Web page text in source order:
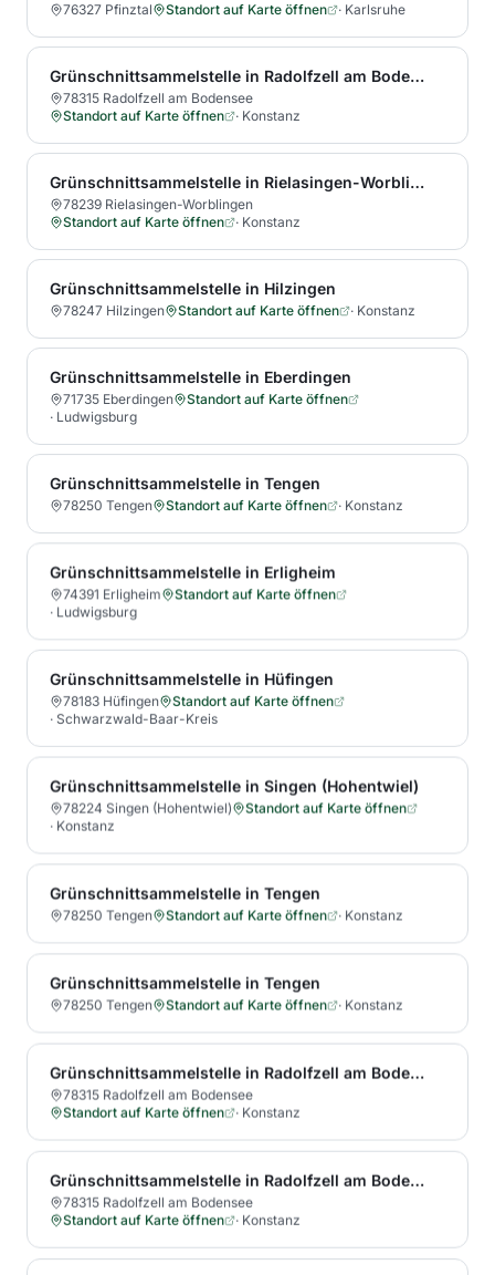
76327 Pfinztal Standort auf Karte öffnen · Karlsruhe
Grünschnittsammelstelle in Radolfzell am Bodensee
78315 Radolfzell am Bodensee
Standort auf Karte öffnen
· Konstanz
Grünschnittsammelstelle in Rielasingen-Worblingen
78239 Rielasingen-Worblingen
Standort auf Karte öffnen
· Konstanz
Grünschnittsammelstelle in Hilzingen
78247 Hilzingen Standort auf Karte öffnen · Konstanz
Grünschnittsammelstelle in Eberdingen
71735 Eberdingen
Standort auf Karte öffnen
· Ludwigsburg
Grünschnittsammelstelle in Tengen
78250 Tengen Standort auf Karte öffnen · Konstanz
Grünschnittsammelstelle in Erligheim
74391 Erligheim
Standort auf Karte öffnen
· Ludwigsburg
Grünschnittsammelstelle in Hüfingen
78183 Hüfingen
Standort auf Karte öffnen
· Schwarzwald-Baar-Kreis
Grünschnittsammelstelle in Singen (Hohentwiel)
78224 Singen (Hohentwiel)
Standort auf Karte öffnen
· Konstanz
Grünschnittsammelstelle in Tengen
78250 Tengen Standort auf Karte öffnen · Konstanz
Grünschnittsammelstelle in Tengen
78250 Tengen Standort auf Karte öffnen · Konstanz
78315 Radolfzell am Bodensee
Standort auf Karte öffnen
· Konstanz
78315 Radolfzell am Bodensee
Standort auf Karte öffnen
Konstanz